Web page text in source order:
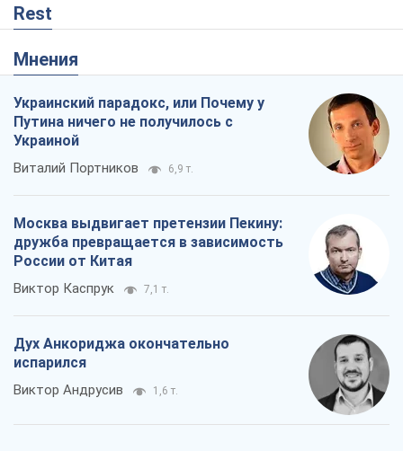
Rest
Мнения
Украинский парадокс, или Почему у
Путина ничего не получилось с
Украиной
Виталий Портников 6,9 т.
Москва выдвигает претензии Пекину:
дружба превращается в зависимость
России от Китая
Виктор Каспрук 7,1 т.
Дух Анкориджа окончательно
испарился
Виктор Андрусив 1,6 т.